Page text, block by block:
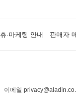
·마케팅 안내 판매자
이메일